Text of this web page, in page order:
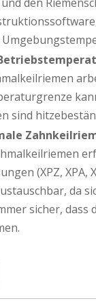
sind
(XPZ, XPA,
da
sicher, dass